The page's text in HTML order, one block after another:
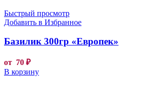
Быстрый просмотр
Добавить в Избранное
Базилик 300гр «Европек»
от 70 ₽
В корзину